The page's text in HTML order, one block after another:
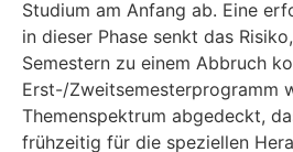
Studium am Anfang ab. Eine
in dieser Phase senkt das
Semestern zu einem Abbruch
Erst-/Zweitsemesterprogramm
Themenspektrum abgedeckt,
frühzeitig für die speziellen